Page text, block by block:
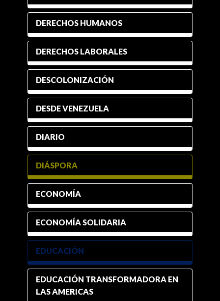
DERECHOS HUMANOS
DERECHOS LABORALES
DESCOLONIZACIÓN
DESDE VENEZUELA
DIARIO
DIÁSPORA
ECONOMÍA
ECONOMÍA SOLIDARIA
EDUCACIÓN
EDUCACIÓN TRANSFORMADORA EN
LAS AMERICAS